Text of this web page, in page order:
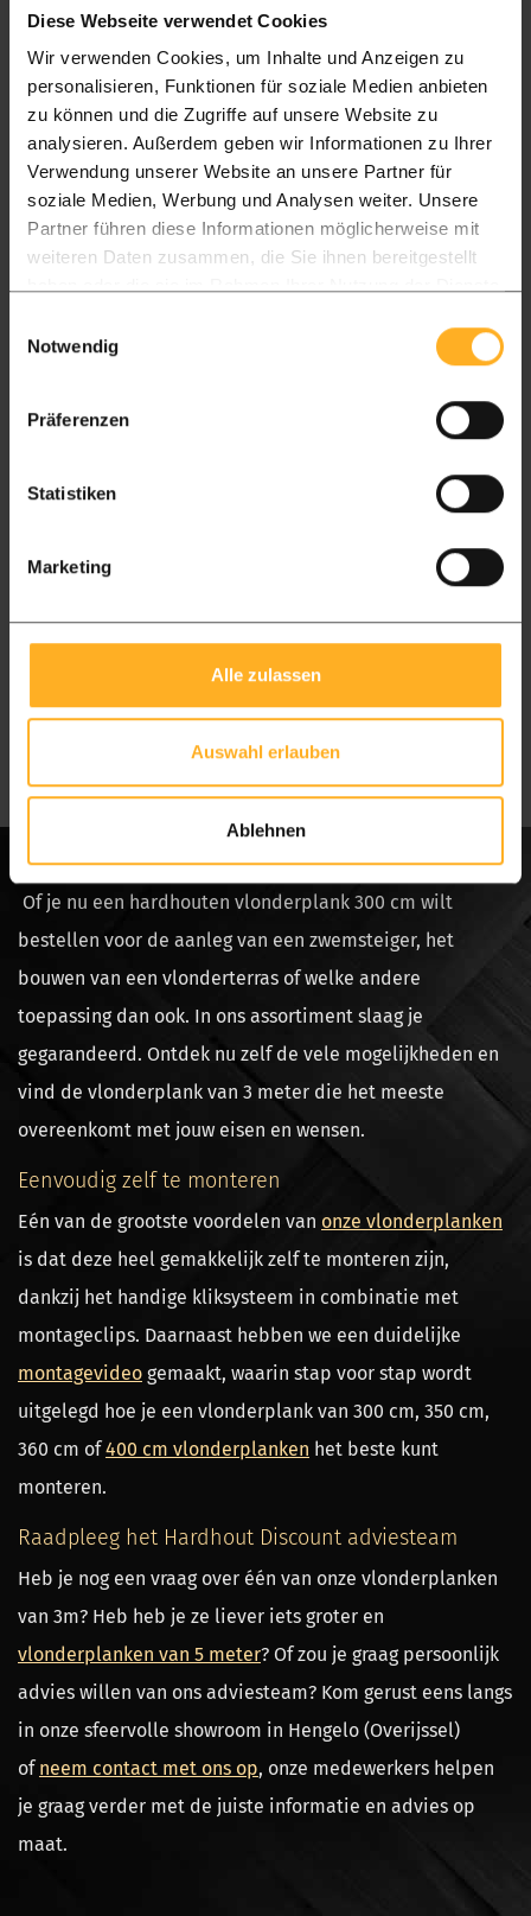
Diese Webseite verwendet Cookies
Wir verwenden Cookies, um Inhalte und Anzeigen zu
personalisieren, Funktionen für soziale Medien anbieten
zu können und die Zugriffe auf unsere Website zu
analysieren. Außerdem geben wir Informationen zu Ihrer
Verwendung unserer Website an unsere Partner für
soziale Medien, Werbung und Analysen weiter. Unsere
Partner führen diese Informationen möglicherweise mit
weiteren Daten zusammen, die Sie ihnen bereitgestellt
Notwendig
Präferenzen
Statistiken
Marketing
Alle zulassen
Auswahl erlauben
Ablehnen
Gratis geleverd vanaf € 3.000,-
Gelost met mobile heftruck
Onder € 3.000,- bezorgkosten € 150,-
Pakket L
Alle houtpakketten
Pakket XL
Overkapping of glas
Houtmagazijn
Vanaf € 3.000 gratis bezorging Vanaf € 5.250 gratis bezorging
België
Vandaag besteld > 5 dagen in huis
Vanaf € 3.000 gratis bezorging Vanaf € 5.250 gratis bezorging
Of je nu een hardhouten vlonderplank 300 cm wilt
bestellen voor de aanleg van een zwemsteiger, het
bouwen van een vlonderterras of welke andere
toepassing dan ook. In ons assortiment slaag je
gegarandeerd. Ontdek nu zelf de vele mogelijkheden en
vind de vlonderplank van 3 meter die het meeste
overeenkomt met jouw eisen en wensen.
Eenvoudig zelf te monteren
Eén van de grootste voordelen van onze vlonderplanken
is dat deze heel gemakkelijk zelf te monteren zijn,
dankzij het handige kliksysteem in combinatie met
montageclips. Daarnaast hebben we een duidelijke
montagevideo gemaakt, waarin stap voor stap wordt
uitgelegd hoe je een vlonderplank van 300 cm, 350 cm,
360 cm of400 cm vlonderplanken het beste kunt
monteren.
Raadpleeg het Hardhout Discount adviesteam
Heb je nog een vraag over één van onze vlonderplanken
van 3m? Heb heb je ze liever iets groter en
vlonderplanken van 5 meter? Of zou je graag persoonlijk
advies willen van ons adviesteam? Kom gerust eens langs
in onze sfeervolle showroom in Hengelo (Overijssel)
ofneem contact met ons op, onze medewerkers helpen
je graag verder met de juiste informatie en advies op
maat.